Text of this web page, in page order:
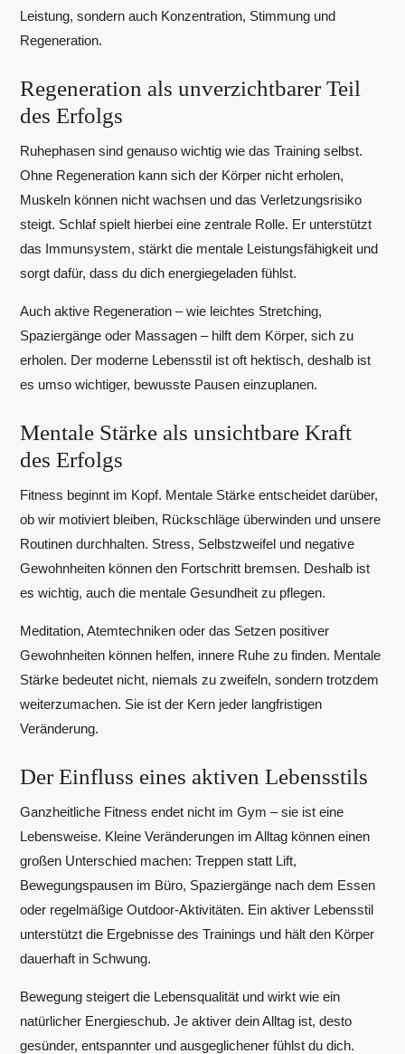
Leistung, sondern auch Konzentration, Stimmung und
Regeneration.
Regeneration als unverzichtbarer Teil
des Erfolgs
Ruhephasen sind genauso wichtig wie das Training selbst.
Ohne Regeneration kann sich der Körper nicht erholen,
Muskeln können nicht wachsen und das Verletzungsrisiko
steigt. Schlaf spielt hierbei eine zentrale Rolle. Er unterstützt
das Immunsystem, stärkt die mentale Leistungsfähigkeit und
sorgt dafür, dass du dich energiegeladen fühlst.
Auch aktive Regeneration – wie leichtes Stretching,
Spaziergänge oder Massagen – hilft dem Körper, sich zu
erholen. Der moderne Lebensstil ist oft hektisch, deshalb ist
es umso wichtiger, bewusste Pausen einzuplanen.
Mentale Stärke als unsichtbare Kraft
des Erfolgs
Fitness beginnt im Kopf. Mentale Stärke entscheidet darüber,
ob wir motiviert bleiben, Rückschläge überwinden und unsere
Routinen durchhalten. Stress, Selbstzweifel und negative
Gewohnheiten können den Fortschritt bremsen. Deshalb ist
es wichtig, auch die mentale Gesundheit zu pflegen.
Meditation, Atemtechniken oder das Setzen positiver
Gewohnheiten können helfen, innere Ruhe zu finden. Mentale
Stärke bedeutet nicht, niemals zu zweifeln, sondern trotzdem
weiterzumachen. Sie ist der Kern jeder langfristigen
Veränderung.
Der Einfluss eines aktiven Lebensstils
Ganzheitliche Fitness endet nicht im Gym – sie ist eine
Lebensweise. Kleine Veränderungen im Alltag können einen
großen Unterschied machen: Treppen statt Lift,
Bewegungspausen im Büro, Spaziergänge nach dem Essen
oder regelmäßige Outdoor-Aktivitäten. Ein aktiver Lebensstil
unterstützt die Ergebnisse des Trainings und hält den Körper
dauerhaft in Schwung.
Bewegung steigert die Lebensqualität und wirkt wie ein
natürlicher Energieschub. Je aktiver dein Alltag ist, desto
gesünder, entspannter und ausgeglichener fühlst du dich.